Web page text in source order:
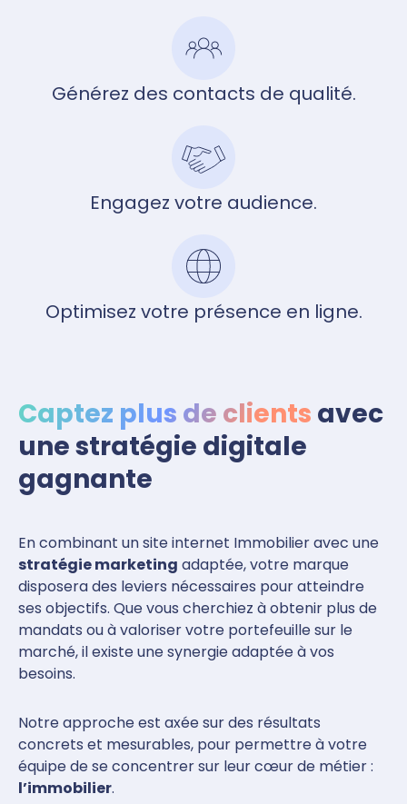
Générez des contacts de qualité.
Engagez votre audience.
Optimisez votre présence en ligne.
Captez plus de clients avec
une stratégie digitale
gagnante
En combinant un site internet Immobilier avec une
stratégie marketing adaptée, votre marque
disposera des leviers nécessaires pour atteindre
ses objectifs. Que vous cherchiez à obtenir plus de
mandats ou à valoriser votre portefeuille sur le
marché, il existe une synergie adaptée à vos
besoins.
Notre approche est axée sur des résultats
concrets et mesurables, pour permettre à votre
équipe de se concentrer sur leur cœur de métier :
l’immobilier.